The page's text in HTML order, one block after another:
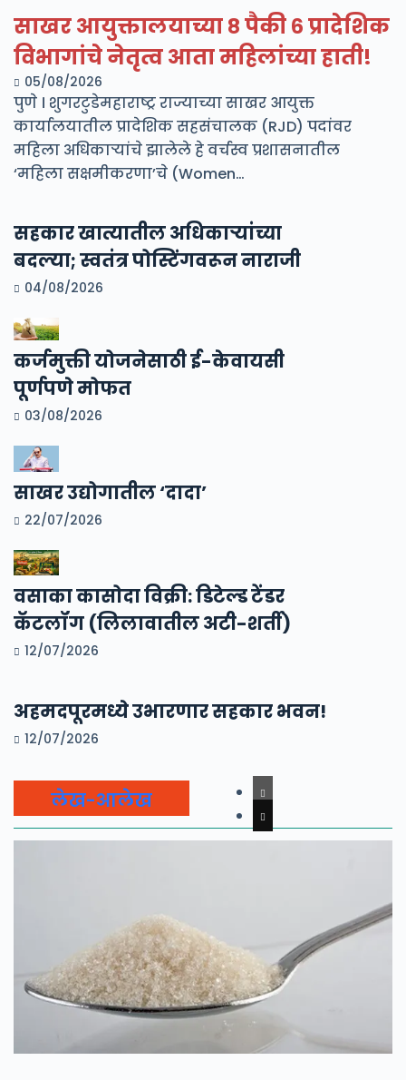
साखर आयुक्तालयाच्या ८ पैकी ६ प्रादेशिक
विभागांचे नेतृत्व आता महिलांच्या हाती!
05/08/2026
पुणे । शुगरटुडेमहाराष्ट्र राज्याच्या साखर आयुक्त
कार्यालयातील प्रादेशिक सहसंचालक (RJD) पदांवर
महिला अधिकाऱ्यांचे झालेले हे वर्चस्व प्रशासनातील
‘महिला सक्षमीकरणा’चे (Women…
सहकार खात्यातील अधिकाऱ्यांच्या
बदल्या; स्वतंत्र पोस्टिंगवरून नाराजी
04/08/2026
कर्जमुक्ती योजनेसाठी ई-केवायसी
पूर्णपणे मोफत
03/08/2026
साखर उद्योगातील ‘दादा’
22/07/2026
वसाका कासोदा विक्री: डिटेल्ड टेंडर
कॅटलॉग (लिलावातील अटी-शर्ती)
12/07/2026
अहमदपूरमध्ये उभारणार सहकार भवन!
12/07/2026
लेख-आलेख